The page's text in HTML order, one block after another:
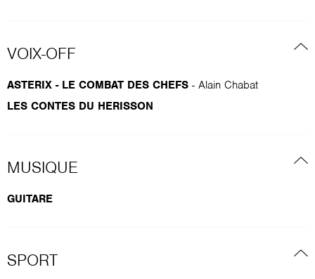
VOIX-OFF
ASTERIX - LE COMBAT DES CHEFS - Alain Chabat
LES CONTES DU HERISSON
MUSIQUE
GUITARE
SPORT